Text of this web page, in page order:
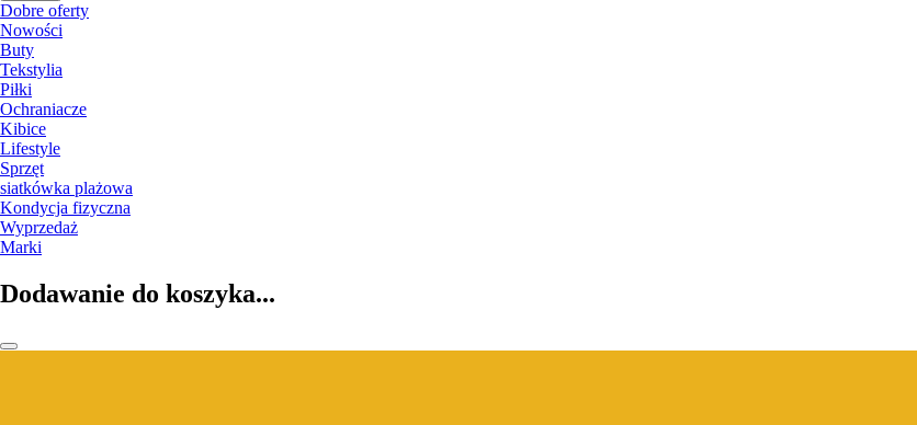
Dobre oferty
Nowości
Buty
Tekstylia
Piłki
Ochraniacze
Kibice
Lifestyle
Sprzęt
siatkówka plażowa
Kondycja fizyczna
Wyprzedaż
Marki
Dodawanie do koszyka...